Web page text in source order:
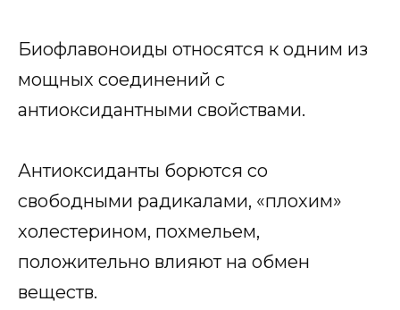
Биофлавоноиды относятся к одним из
мощных соединений с
антиоксидантными свойствами.
Антиоксиданты борются со
свободными радикалами, «плохим»
холестерином, похмельем,
положительно влияют на обмен
веществ.